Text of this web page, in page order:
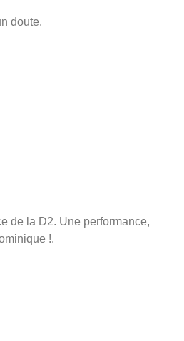
doute.
de la D2. Une performance,
!.